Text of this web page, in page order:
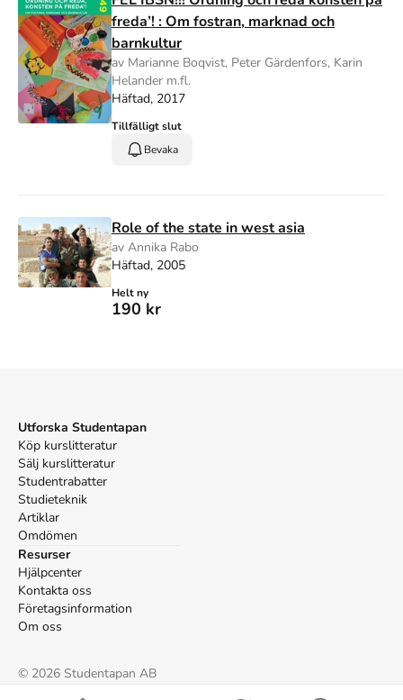
freda’! : Om fostran, marknad och
barnkultur
av Marianne Boqvist, Peter Gärdenfors, Karin
Helander m.fl.
Häftad, 2017
Tillfälligt slut
Bevaka
Role of the state in west asia
av Annika Rabo
Häftad, 2005
Helt ny
190 kr
Utforska Studentapan
Köp kurslitteratur
Sälj kurslitteratur
Studentrabatter
Studieteknik
Artiklar
Omdömen
Resurser
Hjälpcenter
Kontakta oss
Företagsinformation
Om oss
© 2026 Studentapan AB
Cookies